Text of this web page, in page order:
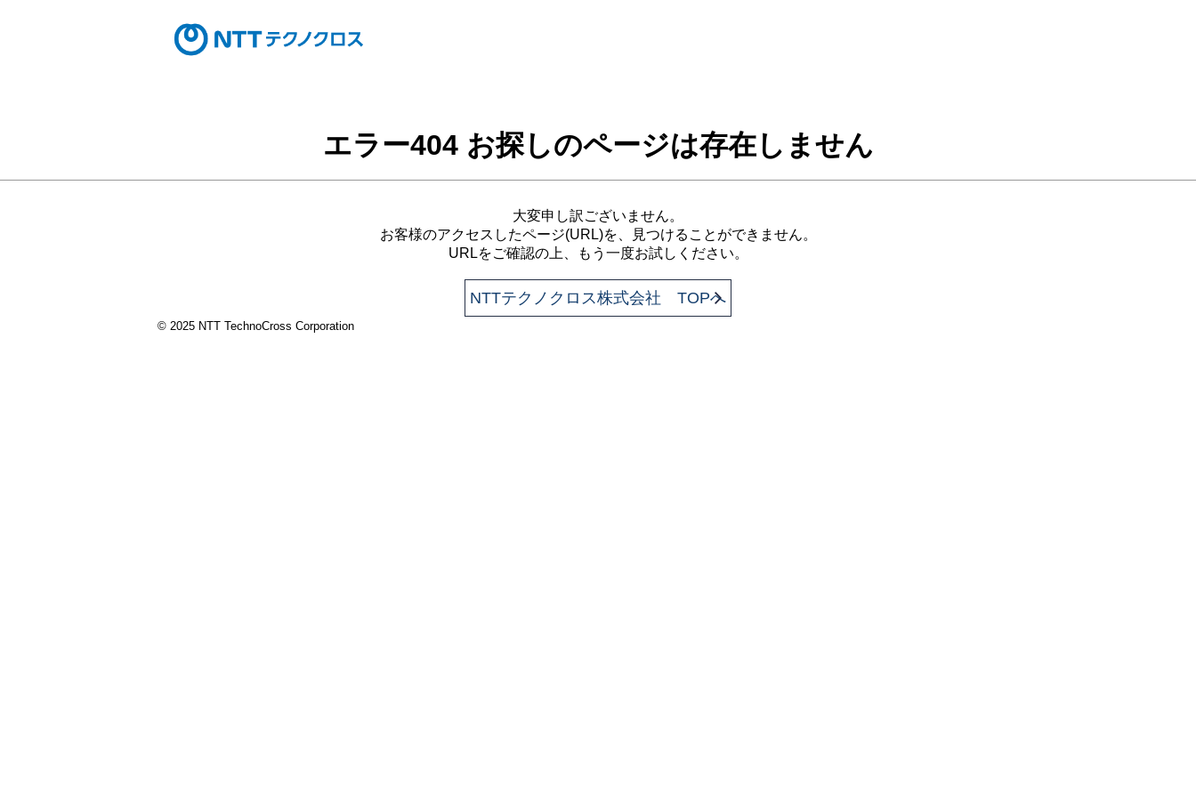
エラー404 お探しのページは存在しません
大変申し訳ございません。
お客様のアクセスしたページ(URL)を、見つけることができません。
URLをご確認の上、もう一度お試しください。
NTTテクノクロス株式会社 TOPへ
© 2025 NTT TechnoCross Corporation